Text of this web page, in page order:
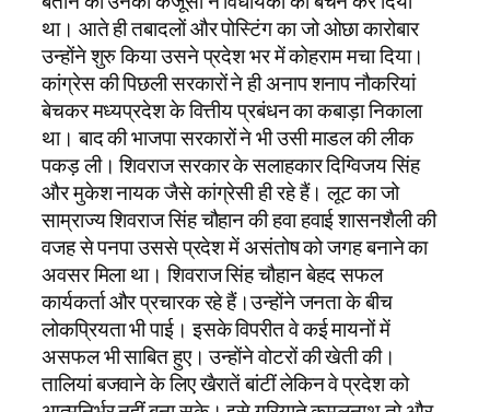
था। आते ही तबादलों और पोस्टिंग का जो ओछा कारोबार
उन्होंने शुरु किया उसने प्रदेश भर में कोहराम मचा दिया।
कांग्रेस की पिछली सरकारों ने ही अनाप शनाप नौकरियां
बेचकर मध्यप्रदेश के वित्तीय प्रबंधन का कबाड़ा निकाला
था। बाद की भाजपा सरकारों ने भी उसी माडल की लीक
पकड़ ली। शिवराज सरकार के सलाहकार दिग्विजय सिंह
और मुकेश नायक जैसे कांग्रेसी ही रहे हैं। लूट का जो
साम्राज्य शिवराज सिंह चौहान की हवा हवाई शासनशैली की
वजह से पनपा उससे प्रदेश में असंतोष को जगह बनाने का
अवसर मिला था। शिवराज सिंह चौहान बेहद सफल
कार्यकर्ता और प्रचारक रहे हैं।उन्होंने जनता के बीच
लोकप्रियता भी पाई। इसके विपरीत वे कई मायनों में
असफल भी साबित हुए। उन्होंने वोटरों की खेती की।
तालियां बजवाने के लिए खैरातें बांटीं लेकिन वे प्रदेश को